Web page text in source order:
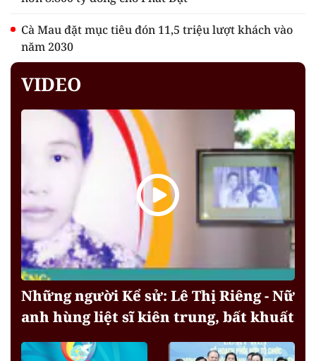
Cà Mau đặt mục tiêu đón 11,5 triệu lượt khách vào
năm 2030
VIDEO
Những người Kể sử: Lê Thị Riêng - Nữ
anh hùng liệt sĩ kiên trung, bất khuất